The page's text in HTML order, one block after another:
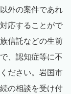
外の案件であれ
応することがで
信託などの生前
、認知症等に不
ださい。岩国市
の相談を受け付